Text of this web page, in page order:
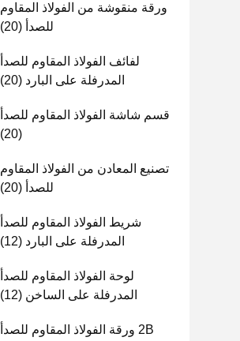
ورقة منقوشة من الفولاذ المقاوم
للصدأ (20)
لفائف الفولاذ المقاوم للصدأ
المدرفلة على البارد (20)
قسم شاشة الفولاذ المقاوم للصدأ
(20)
تصنيع المعادن من الفولاذ المقاوم
للصدأ (20)
شريط الفولاذ المقاوم للصدأ
المدرفلة على البارد (12)
لوحة الفولاذ المقاوم للصدأ
المدرفلة على الساخن (12)
2B ورقة الفولاذ المقاوم للصدأ